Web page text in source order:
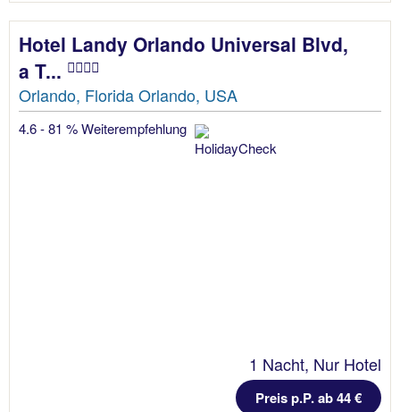
Hotel Landy Orlando Universal Blvd,
a T...
Orlando, Florida Orlando, USA
4.6 - 81 % Weiterempfehlung
1 Nacht, Nur Hotel
Preis p.P. ab 44 €